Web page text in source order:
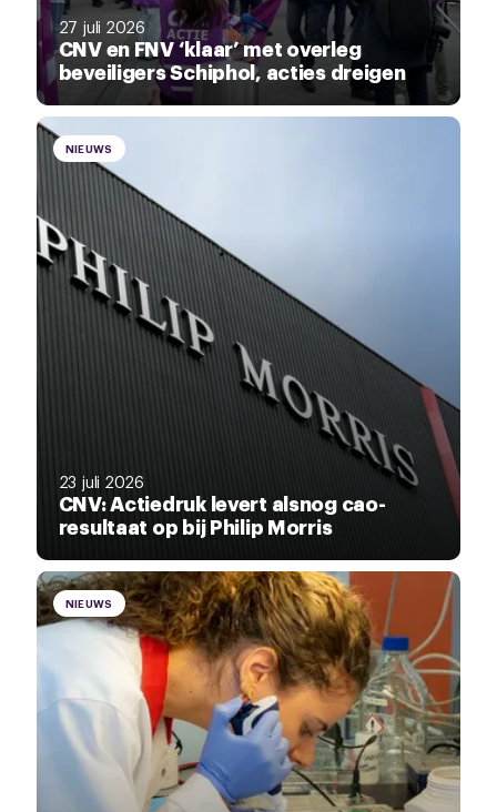
27 juli 2026
CNV en FNV ‘klaar’ met overleg
beveiligers Schiphol, acties dreigen
NIEUWS
23 juli 2026
CNV: Actiedruk levert alsnog cao-
resultaat op bij Philip Morris
NIEUWS